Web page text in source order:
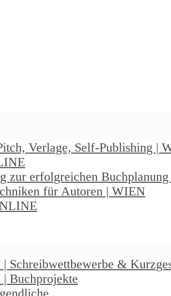
Verlage, Self-Publishing |
zur erfolgreichen
für Autoren | WIEN
Schreibwettbewerbe &
Buchprojekte